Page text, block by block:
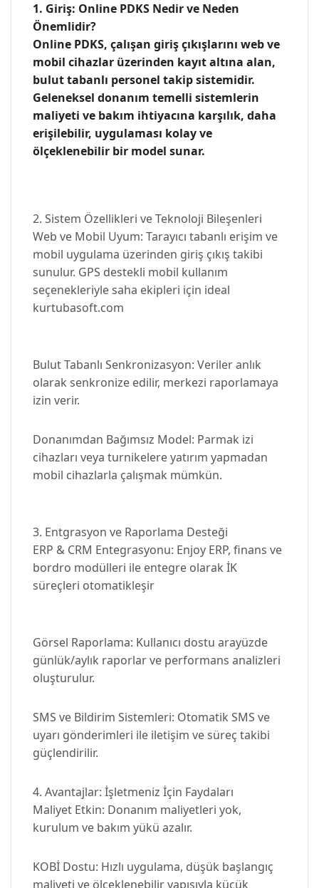
1. Giriş: Online PDKS Nedir ve Neden
Önemlidir?
Online PDKS, çalışan giriş çıkışlarını web ve
mobil cihazlar üzerinden kayıt altına alan,
bulut tabanlı personel takip sistemidir.
Geleneksel donanım temelli sistemlerin
maliyeti ve bakım ihtiyacına karşılık, daha
erişilebilir, uygulaması kolay ve
ölçeklenebilir bir model sunar.
2. Sistem Özellikleri ve Teknoloji Bileşenleri
Web ve Mobil Uyum: Tarayıcı tabanlı erişim ve
mobil uygulama üzerinden giriş çıkış takibi
sunulur. GPS destekli mobil kullanım
seçenekleriyle saha ekipleri için ideal
kurtubasoft.com
Bulut Tabanlı Senkronizasyon: Veriler anlık
olarak senkronize edilir, merkezi raporlamaya
izin verir.
Donanımdan Bağımsız Model: Parmak izi
cihazları veya turnikelere yatırım yapmadan
mobil cihazlarla çalışmak mümkün.
3. Entgrasyon ve Raporlama Desteği
ERP & CRM Entegrasyonu: Enjoy ERP, finans ve
bordro modülleri ile entegre olarak İK
süreçleri otomatikleşir
Görsel Raporlama: Kullanıcı dostu arayüzde
günlük/aylık raporlar ve performans analizleri
oluşturulur.
SMS ve Bildirim Sistemleri: Otomatik SMS ve
uyarı gönderimleri ile iletişim ve süreç takibi
güçlendirilir.
4. Avantajlar: İşletmeniz İçin Faydaları
Maliyet Etkin: Donanım maliyetleri yok,
kurulum ve bakım yükü azalır.
KOBİ Dostu: Hızlı uygulama, düşük başlangıç
maliyeti ve ölçeklenebilir yapısıyla küçük